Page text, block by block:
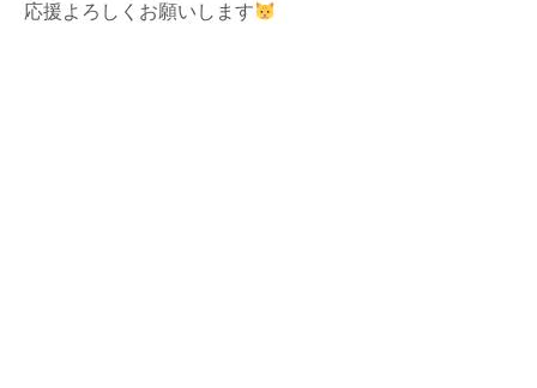
応援よろしくお願いします